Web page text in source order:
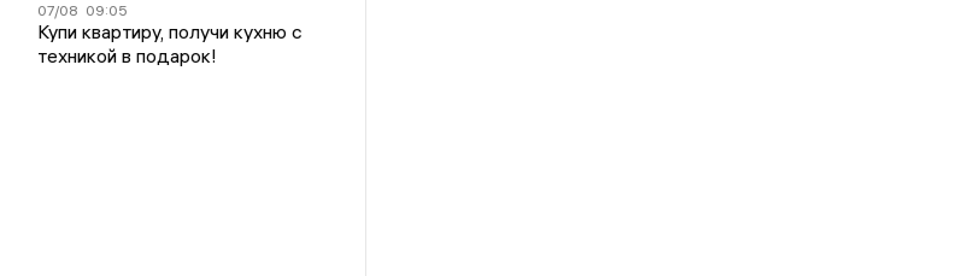
07/08 09:05
Купи квартиру, получи кухню с
техникой в подарок!